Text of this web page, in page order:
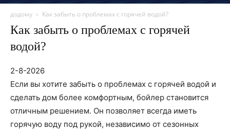
додому Как забыть о проблемах с горячей водой?
Как забыть о проблемах с горячей
водой?
2-8-2026
Если вы хотите забыть о проблемах с горячей водой и
сделать дом более комфортным, бойлер становится
отличным решением. Он позволяет всегда иметь
горячую воду под рукой, независимо от сезонных